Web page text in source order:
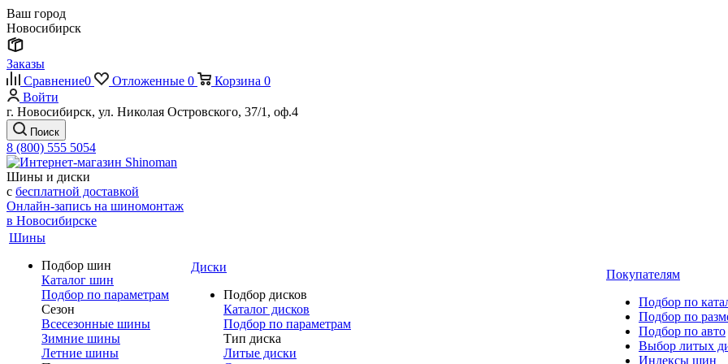
Ваш город
Новосибирск
Заказы
Сравнение0 Отложенные 0 Корзина 0
Войти
г. Новосибирск, ул. Николая Островского, 37/1, оф.4
Поиск
8 (800) 555 5054
Шины и диски
с бесплатной доставкой
Онлайн-запись на шиномонтаж
в Новосибирске
Шины
Подбор шин
Каталог шин
Подбор по параметрам
Сезон
Всесезонные шины
Зимние шины
Летние шины
Диски
Подбор дисков
Каталог дисков
Подбор по параметрам
Тип диска
Литые диски
Покупателям
Подбор по
Подбор по
Подбор по авто
Выбор литых
Индексы шин